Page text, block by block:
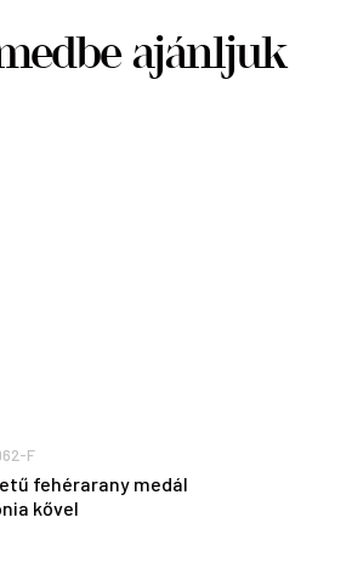
ajánljuk
F
fehérarany medál
kővel